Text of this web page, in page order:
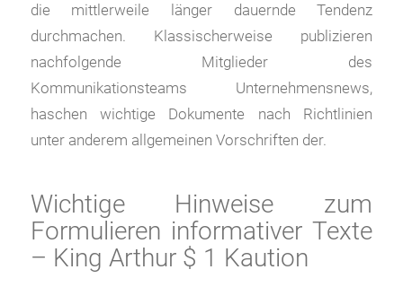
die mittlerweile länger dauernde Tendenz
durchmachen. Klassischerweise publizieren
nachfolgende Mitglieder des
Kommunikationsteams Unternehmensnews,
haschen wichtige Dokumente nach Richtlinien
unter anderem allgemeinen Vorschriften der.
Wichtige Hinweise zum
Formulieren informativer Texte
– King Arthur $ 1 Kaution